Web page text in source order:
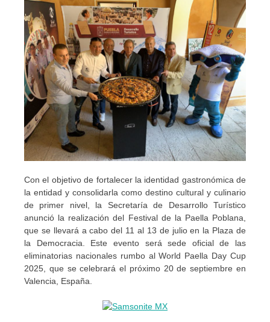
Con el objetivo de fortalecer la identidad gastronómica de
la entidad y consolidarla como destino cultural y culinario
de primer nivel, la Secretaría de Desarrollo Turístico
anunció la realización del Festival de la Paella Poblana,
que se llevará a cabo del 11 al 13 de julio en la Plaza de
la Democracia. Este evento será sede oficial de las
eliminatorias nacionales rumbo al World Paella Day Cup
2025, que se celebrará el próximo 20 de septiembre en
Valencia, España.